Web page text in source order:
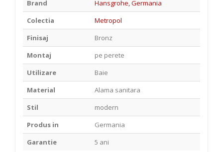
Brand
Hansgrohe, Germania
Colectia
Metropol
Finisaj
Bronz
Montaj
pe perete
Utilizare
Baie
Material
Alama sanitara
Stil
modern
Produs in
Germania
Garantie
5 ani